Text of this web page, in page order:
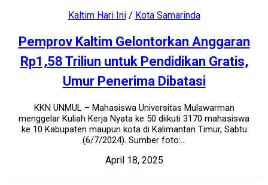
Kaltim Hari Ini/ Kota Samarinda
Pemprov Kaltim Gelontorkan Anggaran
Rp1,58 Triliun untuk Pendidikan Gratis,
Umur Penerima Dibatasi
KKN UNMUL – Mahasiswa Universitas Mulawarman
menggelar Kuliah Kerja Nyata ke 50 diikuti 3170 mahasiswa
ke 10 Kabupaten maupun kota di Kalimantan Timur, Sabtu
(6/7/2024). Sumber foto:...
April 18, 2025